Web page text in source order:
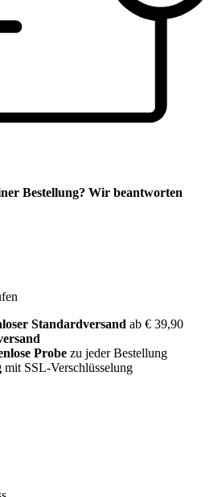
Bestellung? Wir beantworten
Standardversand ab € 39,90
Probe zu jeder Bestellung
mit SSL-Verschlüsselung